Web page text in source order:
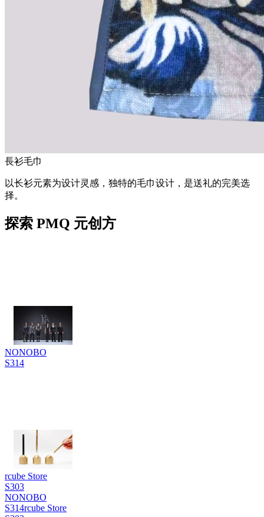
長衫毛巾
以长衫元素为设计灵感，独特的毛巾设计，是送礼的完美选
择。
探索 PMQ 元创方
NONOBO
S314
rcube Store
S303
NONOBO
S314rcube Store